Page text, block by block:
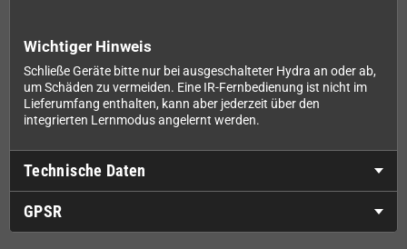
Wichtiger Hinweis
Schließe Geräte bitte nur bei ausgeschalteter Hydra an oder ab,
um Schäden zu vermeiden. Eine IR-Fernbedienung ist nicht im
Lieferumfang enthalten, kann aber jederzeit über den
integrierten Lernmodus angelernt werden.
Technische Daten
GPSR